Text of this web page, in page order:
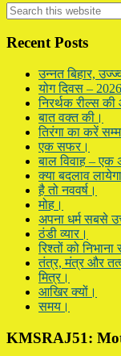
Primary
Sidebar
Search
this
website
Recent Posts
उन्नत बिहार,
योग दिवस – 2026
निरर्थक रील्स की
बात वक्त की।
तिरंगा का करें
एक सफर।
बाल विवाह – एक
क्या बदलाव
है तो नववर्ष।
मोह।
अपना धर्म सबसे
ठंडी व्यार।
रिश्तों को निभाना
तंत्र, मंत्र और
मित्र।
आखिर क्यों।
समय।
KMSRAJ51: